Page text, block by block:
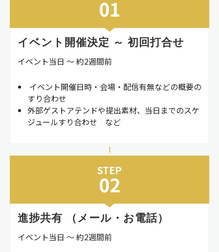
01
イベント開催決定 ～ 初回打合せ
イベント当日 ～ 約2週間前
イベント開催日時・会場・配信有無などの概要の
すり合わせ
外部ゲストアテンドや提出素材、当日までのスケ
ジュールすり合わせ など
STEP
02
進捗共有 （メール・お電話）
イベント当日 ～ 約2週間前